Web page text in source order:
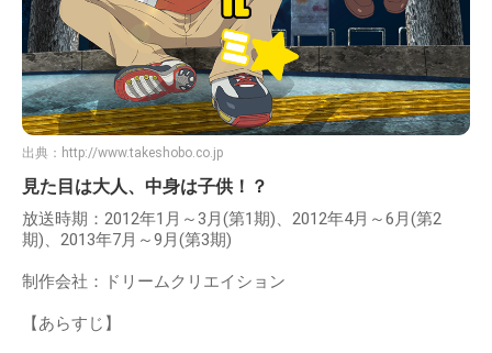
出典： http://www.takeshobo.co.jp
見た目は大人、中身は子供！？
放送時期：2012年1月～3月(第1期)、2012年4月～6月(第2
期)、2013年7月～9月(第3期)
制作会社：ドリームクリエイション
【あらすじ】